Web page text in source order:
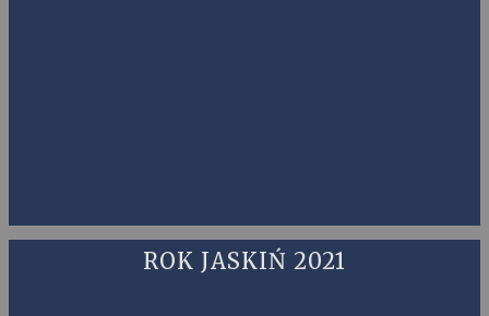
ROK JASKIŃ 2021